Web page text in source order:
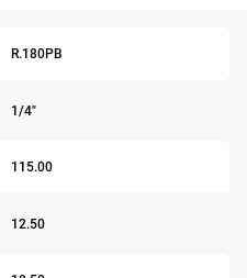
R.180PB
1/4"
115.00
12.50